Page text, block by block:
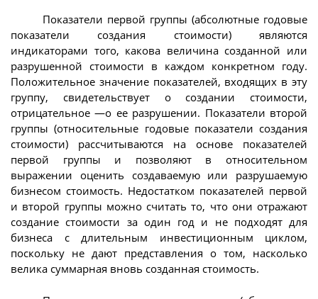
Показатели первой группы (абсолютные годовые
показатели создания стоимости) являются
индикаторами того, какова величина созданной или
разрушенной стоимости в каждом конкретном году.
Положительное значение показателей, входящих в эту
группу, свидетельствует о создании стоимости,
отрицательное —о ее разрушении. Показатели второй
группы (относительные годовые показатели создания
стоимости) рассчитываются на основе показателей
первой группы и позволяют в относительном
выражении оценить создаваемую или разрушаемую
бизнесом стоимость. Недостатком показателей первой
и второй группы можно считать то, что они отражают
создание стоимости за один год и не подходят для
бизнеса с длительным инвестиционным циклом,
поскольку не дают представления о том, насколько
велика суммарная вновь созданная стоимость.